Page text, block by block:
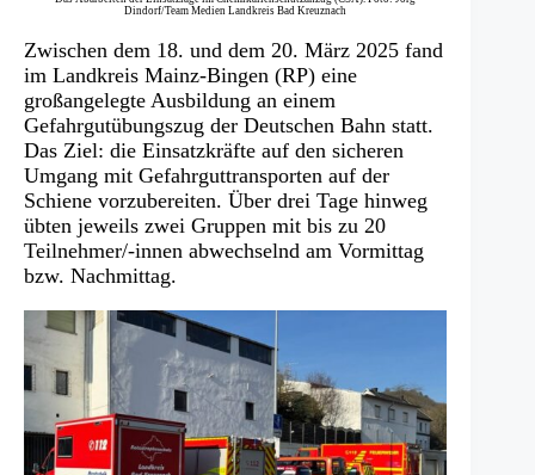
Dindorf/Team Medien Landkreis Bad Kreuznach
Zwischen dem 18. und dem 20. März 2025 fand
im Landkreis Mainz-Bingen (RP) eine
großangelegte Ausbildung an einem
Gefahrgutübungszug der Deutschen Bahn statt.
Das Ziel: die Einsatzkräfte auf den sicheren
Umgang mit Gefahrguttransporten auf der
Schiene vorzubereiten. Über drei Tage hinweg
übten jeweils zwei Gruppen mit bis zu 20
Teilnehmer/-innen abwechselnd am Vormittag
bzw. Nachmittag.